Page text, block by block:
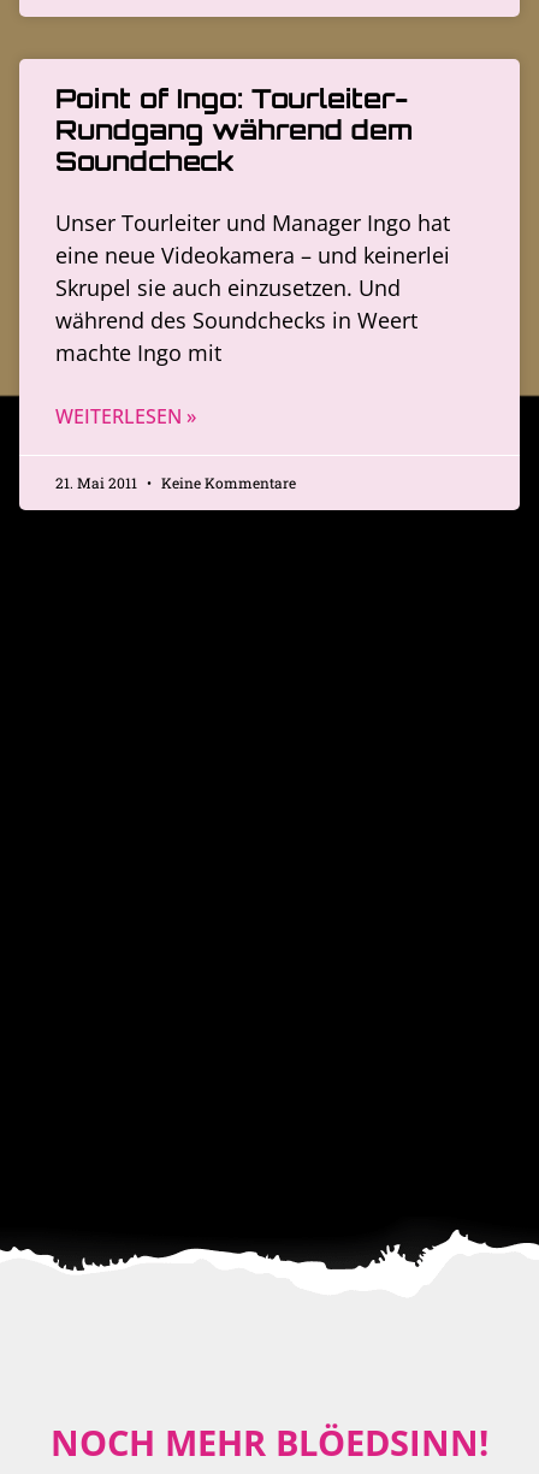
Point of Ingo: Tourleiter-
Rundgang während dem
Soundcheck
Unser Tourleiter und Manager Ingo hat
eine neue Videokamera – und keinerlei
Skrupel sie auch einzusetzen. Und
während des Soundchecks in Weert
machte Ingo mit
WEITERLESEN »
21. Mai 2011 Keine Kommentare
NOCH MEHR BLÖEDSINN!